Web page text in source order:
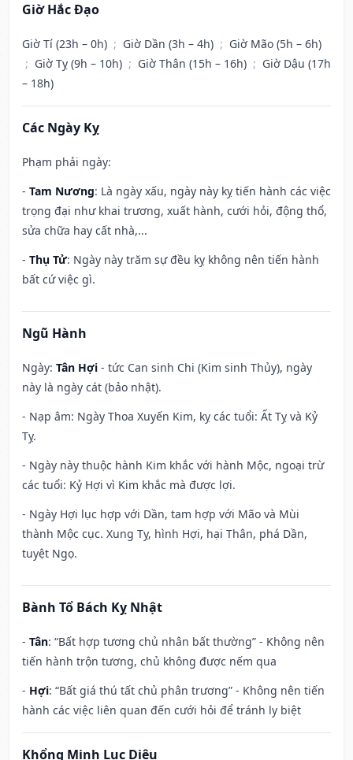
Giờ Hắc Đạo
Giờ Tí (23h – 0h) ; Giờ Dần (3h – 4h) ; Giờ Mão (5h – 6h)
; Giờ Tỵ (9h – 10h) ; Giờ Thân (15h – 16h) ; Giờ Dậu (17h
– 18h)
Các Ngày Kỵ
Phạm phải ngày:
- Tam Nương: Là ngày xấu, ngày này kỵ tiến hành các việc
trọng đại như khai trương, xuất hành, cưới hỏi, động thổ,
sửa chữa hay cất nhà,...
- Thụ Tử: Ngày này trăm sự đều kỵ không nên tiến hành
bất cứ việc gì.
Ngũ Hành
Ngày: Tân Hợi - tức Can sinh Chi (Kim sinh Thủy), ngày
này là ngày cát (bảo nhật).
- Nạp âm: Ngày Thoa Xuyến Kim, kỵ các tuổi: Ất Tỵ và Kỷ
Tỵ.
- Ngày này thuộc hành Kim khắc với hành Mộc, ngoại trừ
các tuổi: Kỷ Hợi vì Kim khắc mà được lợi.
- Ngày Hợi lục hợp với Dần, tam hợp với Mão và Mùi
thành Mộc cục. Xung Tỵ, hình Hợi, hại Thân, phá Dần,
tuyệt Ngọ.
Bành Tổ Bách Kỵ Nhật
- Tân: “Bất hợp tương chủ nhân bất thường” - Không nên
tiến hành trộn tương, chủ không được nếm qua
- Hợi: “Bất giá thú tất chủ phân trương” - Không nên tiến
hành các việc liên quan đến cưới hỏi để tránh ly biệt
Khổng Minh Lục Diệu